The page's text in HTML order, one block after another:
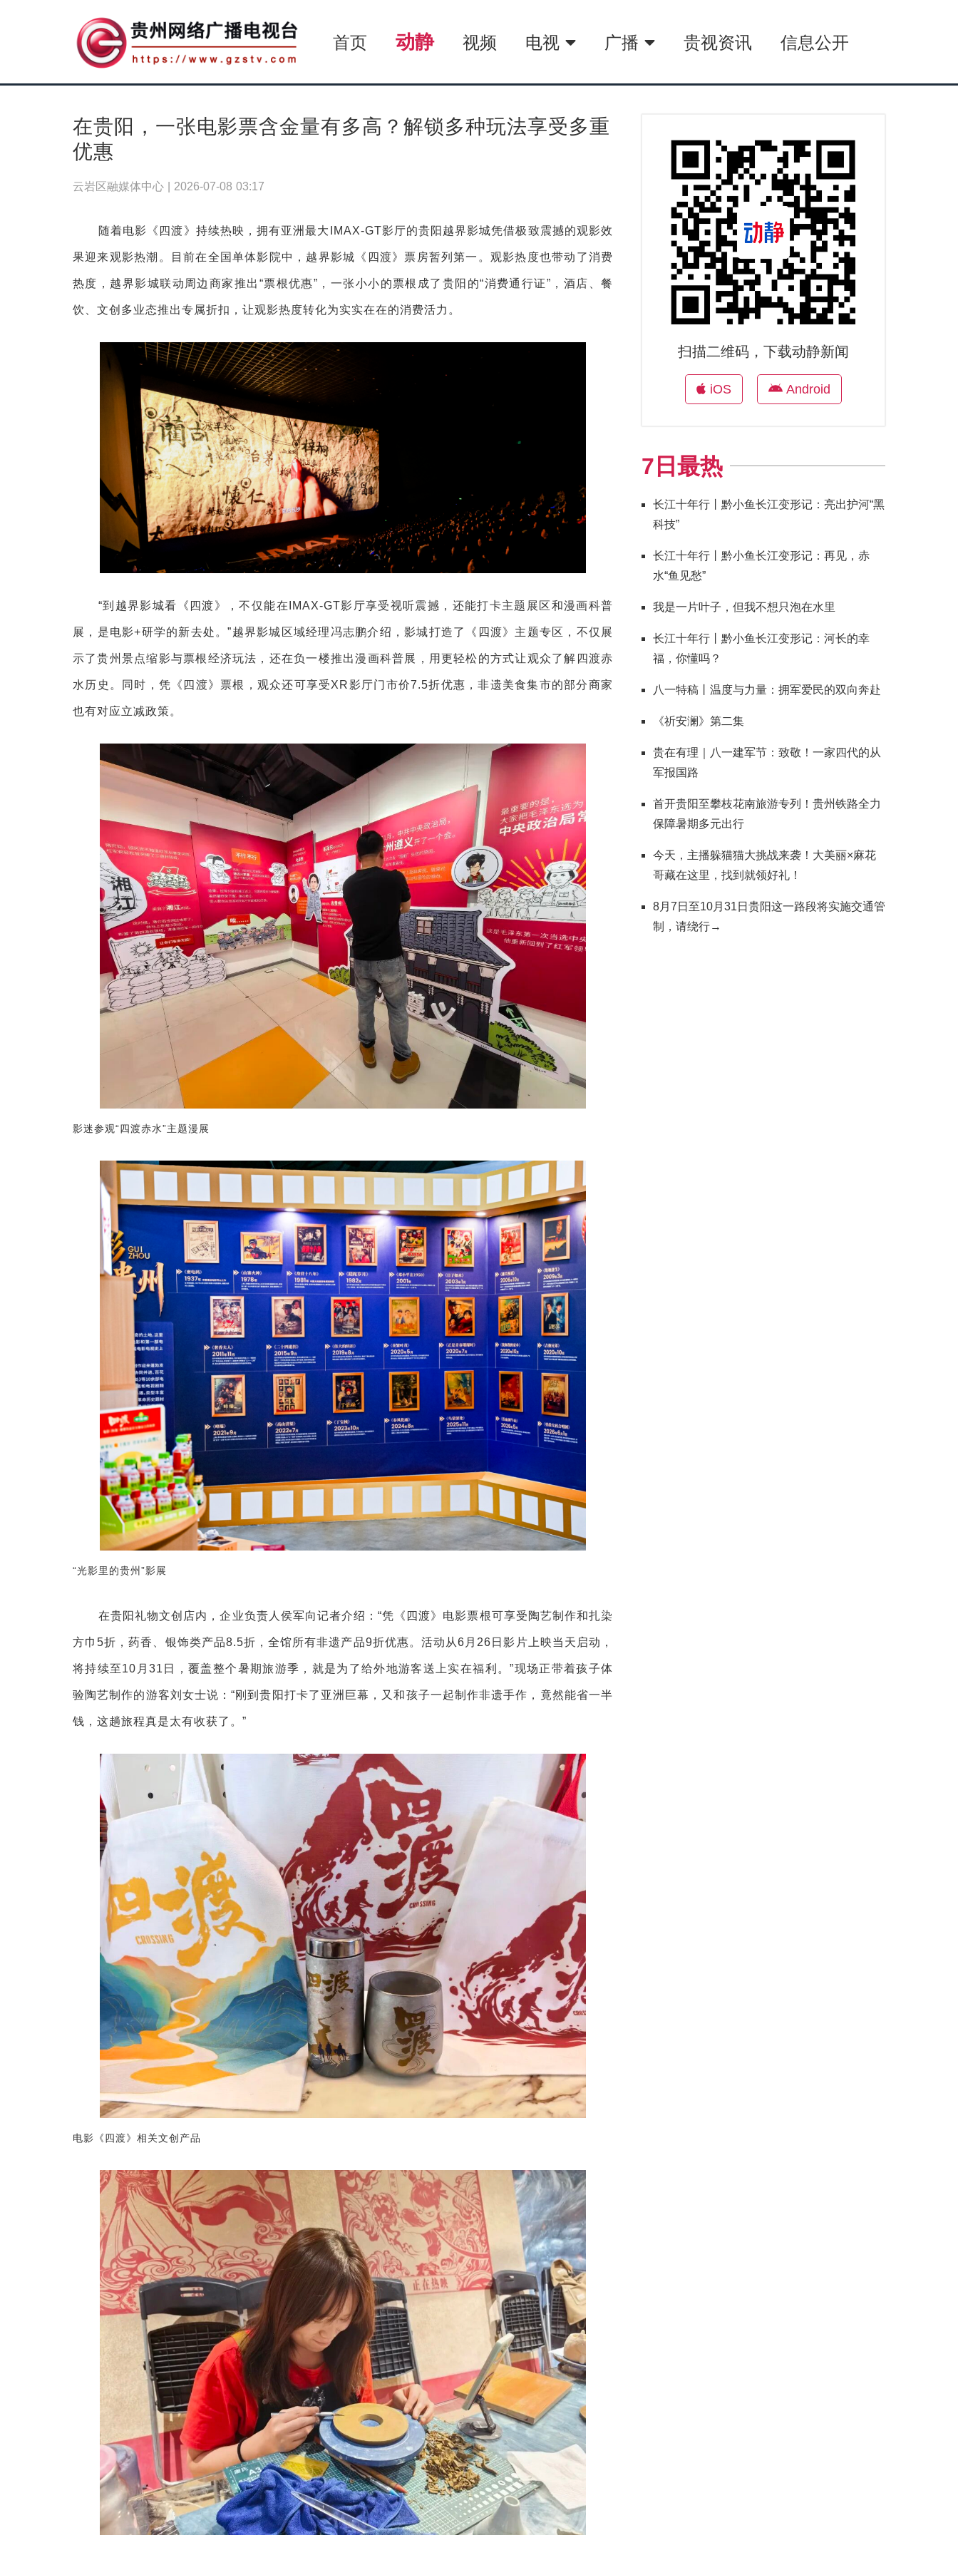
首页 动静 视频 电视 广播 贵视资讯 信息公开
在贵阳，一张电影票含金量有多高？解锁多种玩法享受多重
优惠
云岩区融媒体中心 | 2026-07-08 03:17
随着电影《四渡》持续热映，拥有亚洲最大IMAX-GT影厅的贵阳越界影城凭借极致震撼的观影效
果迎来观影热潮。目前在全国单体影院中，越界影城《四渡》票房暂列第一。观影热度也带动了消费
热度，越界影城联动周边商家推出“票根优惠”，一张小小的票根成了贵阳的“消费通行证”，酒店、餐
饮、文创多业态推出专属折扣，让观影热度转化为实实在在的消费活力。
“到越界影城看《四渡》，不仅能在IMAX-GT影厅享受视听震撼，还能打卡主题展区和漫画科普
展，是电影+研学的新去处。”越界影城区域经理冯志鹏介绍，影城打造了《四渡》主题专区，不仅展
示了贵州景点缩影与票根经济玩法，还在负一楼推出漫画科普展，用更轻松的方式让观众了解四渡赤
水历史。同时，凭《四渡》票根，观众还可享受XR影厅门市价7.5折优惠，非遗美食集市的部分商家
也有对应立减政策。
影迷参观“四渡赤水”主题漫展
“光影里的贵州”影展
在贵阳礼物文创店内，企业负责人侯军向记者介绍：“凭《四渡》电影票根可享受陶艺制作和扎染
方巾5折，药香、银饰类产品8.5折，全馆所有非遗产品9折优惠。活动从6月26日影片上映当天启动，
将持续至10月31日，覆盖整个暑期旅游季，就是为了给外地游客送上实在福利。”现场正带着孩子体
验陶艺制作的游客刘女士说：“刚到贵阳打卡了亚洲巨幕，又和孩子一起制作非遗手作，竟然能省一半
钱，这趟旅程真是太有收获了。”
电影《四渡》相关文创产品
扫描二维码，下载动静新闻
iOS Android
7日最热
长江十年行丨黔小鱼长江变形记：亮出护河“黑
科技”
长江十年行丨黔小鱼长江变形记：再见，赤
水“鱼见愁”
我是一片叶子，但我不想只泡在水里
长江十年行丨黔小鱼长江变形记：河长的幸
福，你懂吗？
八一特稿丨温度与力量：拥军爱民的双向奔赴
《祈安澜》第二集
贵在有理｜八一建军节：致敬！一家四代的从
军报国路
首开贵阳至攀枝花南旅游专列！贵州铁路全力
保障暑期多元出行
今天，主播躲猫猫大挑战来袭！大美丽×麻花
哥藏在这里，找到就领好礼！
8月7日至10月31日贵阳这一路段将实施交通管
制，请绕行→